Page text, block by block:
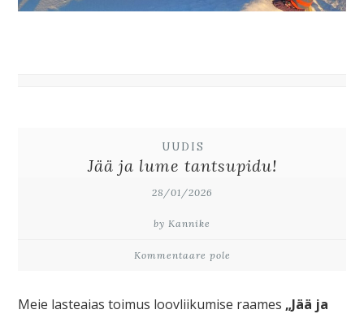
UUDIS
Jää ja lume tantsupidu!
28/01/2026
by Kannike
Kommentaare pole
Meie lasteaias toimus loovliikumise raames „Jää ja